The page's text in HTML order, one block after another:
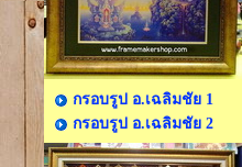
กรอบรูป อ.เฉลิมชัย 1
กรอบรูป อ.เฉลิมชัย 2